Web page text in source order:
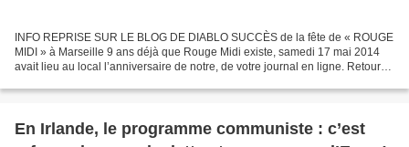
INFO REPRISE SUR LE BLOG DE DIABLO SUCCÈS de la fête de « ROUGE
MIDI » à Marseille 9 ans déjà que Rouge Midi existe, samedi 17 mai 2014
avait lieu au local l’anniversaire de notre, de votre journal en ligne. Retour
En Irlande, le programme communiste : c’est